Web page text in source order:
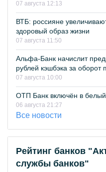
07 августа 12:13
ВТБ: россияне
здоровый образ жизни
07 августа 11:50
Альфа-Банк начислит
рублей кэшбэка за оборот
07 августа 10:00
ОТП Банк включён в
06 августа 21:27
Все новости
Рейтинг банков
службы банков"